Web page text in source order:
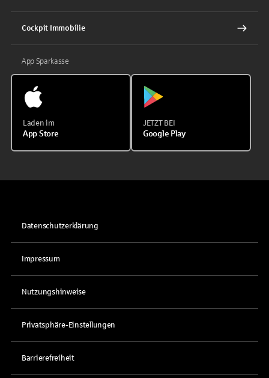
Cockpit Immobilie
App Sparkasse
Laden im
App Store
JETZT BEI
Google Play
Datenschutzerklärung
Impressum
Nutzungshinweise
Privatsphäre-Einstellungen
Barrierefreiheit